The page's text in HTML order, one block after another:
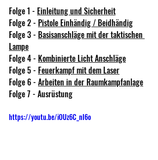
Folge 1 - Einleitung und Sicherheit
Folge 2 - Pistole Einhändig / Beidhändig
Folge 3 - Basisanschläge mit der taktischen
Lampe
Folge 4 - Kombinierte Licht Anschläge
Folge 5 - Feuerkampf mit dem Laser
Folge 6 - Arbeiten in der Raumkampfanlage
Folge 7 - Ausrüstung
https://youtu.be/iOUz6C_nI6o